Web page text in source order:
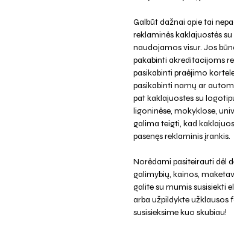
Galbūt dažnai apie tai
reklaminės kaklajuostės su
naudojamos visur. Jos
pakabinti akreditacijoms
pasikabinti praėjimo
pasikabinti namų ar
pat kaklajuostes su
ligoninėse, mokyklose,
galima teigti, kad
pasenęs reklaminis įrankis.
Norėdami pasiteirauti dėl
galimybių, kainos,
galite su mumis susisiekti
arba užpildykte užklausos
susisieksime kuo skubiau!